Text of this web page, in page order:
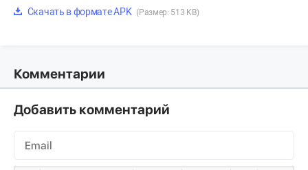
Скачать в формате APK (Размер: 513 KB)
Комментарии
Добавить комментарий